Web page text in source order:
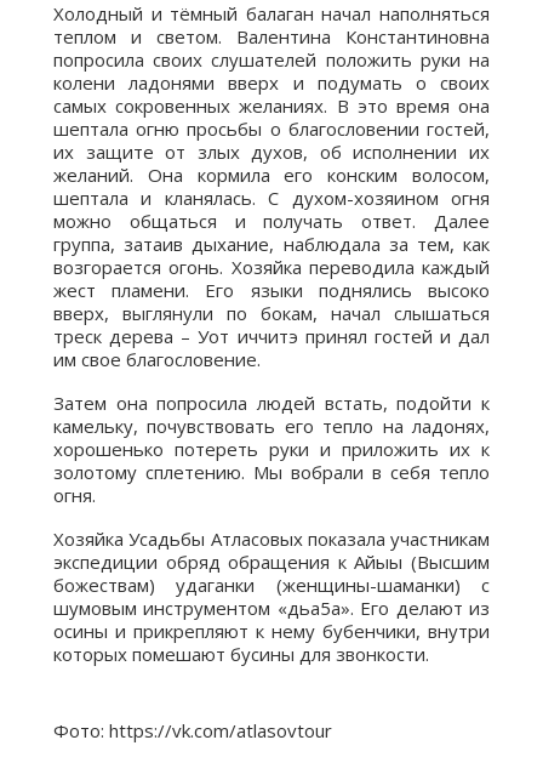
Холодный и тёмный балаган начал наполняться
теплом и светом. Валентина Константиновна
попросила своих слушателей положить руки на
колени ладонями вверх и подумать о своих
самых сокровенных желаниях. В это время она
шептала огню просьбы о благословении гостей,
их защите от злых духов, об исполнении их
желаний. Она кормила его конским волосом,
шептала и кланялась. С духом-хозяином огня
можно общаться и получать ответ. Далее
группа, затаив дыхание, наблюдала за тем, как
возгорается огонь. Хозяйка переводила каждый
жест пламени. Его языки поднялись высоко
вверх, выглянули по бокам, начал слышаться
треск дерева – Уот иччитэ принял гостей и дал
им свое благословение.
Затем она попросила людей встать, подойти к
камельку, почувствовать его тепло на ладонях,
хорошенько потереть руки и приложить их к
золотому сплетению. Мы вобрали в себя тепло
огня.
Хозяйка Усадьбы Атласовых показала участникам
экспедиции обряд обращения к Айыы (Высшим
божествам) удаганки (женщины-шаманки) с
шумовым инструментом «дьа5а». Его делают из
осины и прикрепляют к нему бубенчики, внутри
которых помешают бусины для звонкости.
Фото: https://vk.com/atlasovtour